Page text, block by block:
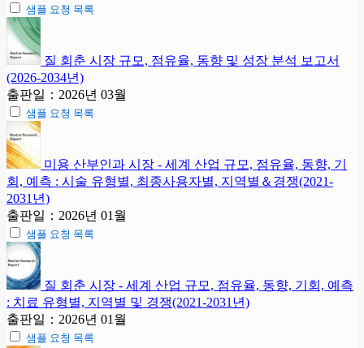
샘플 요청 목록
질 회춘 시장 규모, 점유율, 동향 및 성장 분석 보고서
(2026-2034년)
출판일：2026년 03월
샘플 요청 목록
미용 산부인과 시장 - 세계 산업 규모, 점유율, 동향, 기
회, 예측 : 시술 유형별, 최종사용자별, 지역별＆경쟁(2021-
2031년)
출판일：2026년 01월
샘플 요청 목록
질 회춘 시장 - 세계 산업 규모, 점유율, 동향, 기회, 예측
: 치료 유형별, 지역별 및 경쟁(2021-2031년)
출판일：2026년 01월
샘플 요청 목록